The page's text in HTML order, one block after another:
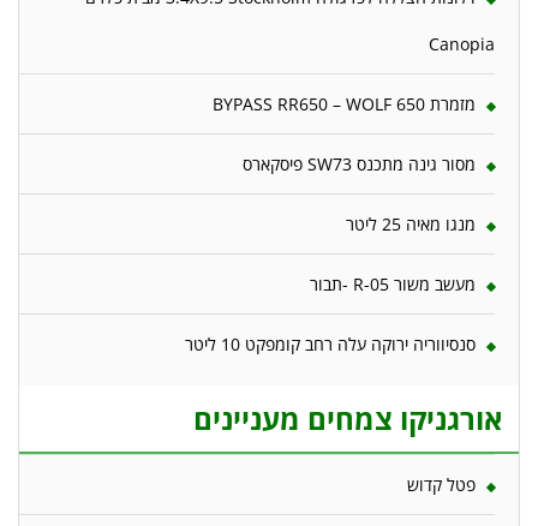
Canopia
מזמרת 650 BYPASS RR650 – WOLF
מסור גינה מתכנס SW73 פיסקארס
מנגו מאיה 25 ליטר
מעשב משור R-05 -תבור
סנסיווריה ירוקה עלה רחב קומפקט 10 ליטר
אורגניקו צמחים מעניינים
פטל קדוש